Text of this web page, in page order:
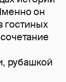
он
гостиных
рубашкой